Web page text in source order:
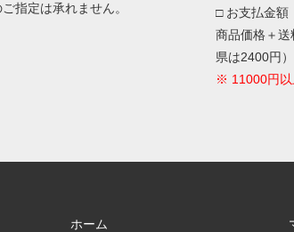
指定は承れません。
□ お支払金額
商品価格＋
県は2400円）
※ 11000円以
ホーム